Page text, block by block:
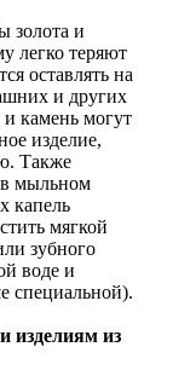
золота и
легко теряют
оставлять на
и других
и камень могут
изделие,
Также
мыльном
капель
мягкой
зубного
воде и
специальной).
изделиям из